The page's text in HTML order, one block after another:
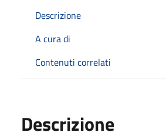
Descrizione
A cura di
Contenuti correlati
Descrizione